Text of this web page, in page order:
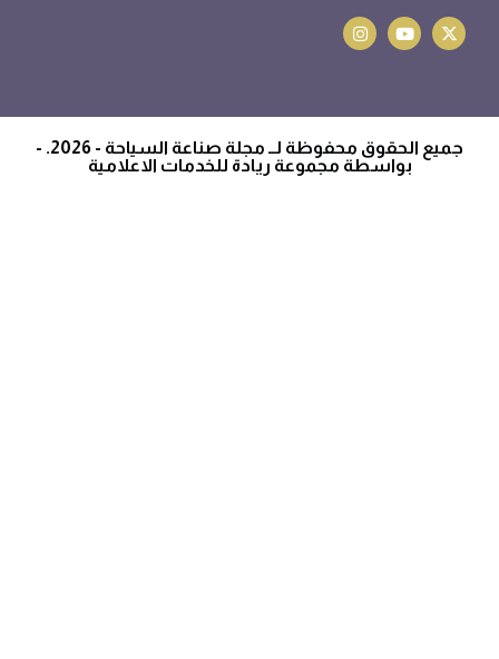
جميع الحقوق محفوظة لــ مجلة صناعة السياحة - 2026. -
بواسطة مجموعة ريادة للخدمات الاعلامية